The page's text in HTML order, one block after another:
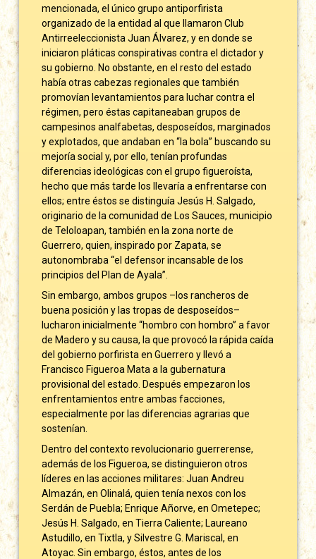
mencionada, el único grupo antiporfirista
organizado de la entidad al que llamaron Club
Antirreeleccionista Juan Álvarez, y en donde se
iniciaron pláticas conspirativas contra el dictador y
su gobierno. No obstante, en el resto del estado
había otras cabezas regionales que también
promovían levantamientos para luchar contra el
régimen, pero éstas capitaneaban grupos de
campesinos analfabetas, desposeídos, marginados
y explotados, que andaban en “la bola” buscando su
mejoría social y, por ello, tenían profundas
diferencias ideológicas con el grupo figueroísta,
hecho que más tarde los llevaría a enfrentarse con
ellos; entre éstos se distinguía Jesús H. Salgado,
originario de la comunidad de Los Sauces, municipio
de Teloloapan, también en la zona norte de
Guerrero, quien, inspirado por Zapata, se
autonombraba “el defensor incansable de los
principios del Plan de Ayala”.
Sin embargo, ambos grupos –los rancheros de
buena posición y las tropas de desposeídos–
lucharon inicialmente “hombro con hombro” a favor
de Madero y su causa, la que provocó la rápida caída
del gobierno porfirista en Guerrero y llevó a
Francisco Figueroa Mata a la gubernatura
provisional del estado. Después empezaron los
enfrentamientos entre ambas facciones,
especialmente por las diferencias agrarias que
sostenían.
Dentro del contexto revolucionario guerrerense,
además de los Figueroa, se distinguieron otros
líderes en las acciones militares: Juan Andreu
Almazán, en Olinalá, quien tenía nexos con los
Serdán de Puebla; Enrique Añorve, en Ometepec;
Jesús H. Salgado, en Tierra Caliente; Laureano
Astudillo, en Tixtla, y Silvestre G. Mariscal, en
Atoyac. Sin embargo, éstos, antes de los